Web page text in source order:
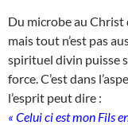
Du microbe au Christ
mais tout n’est pas
spirituel divin puisse
force. C’est dans
l’esprit peut dire :
« Celui ci est mon Fils